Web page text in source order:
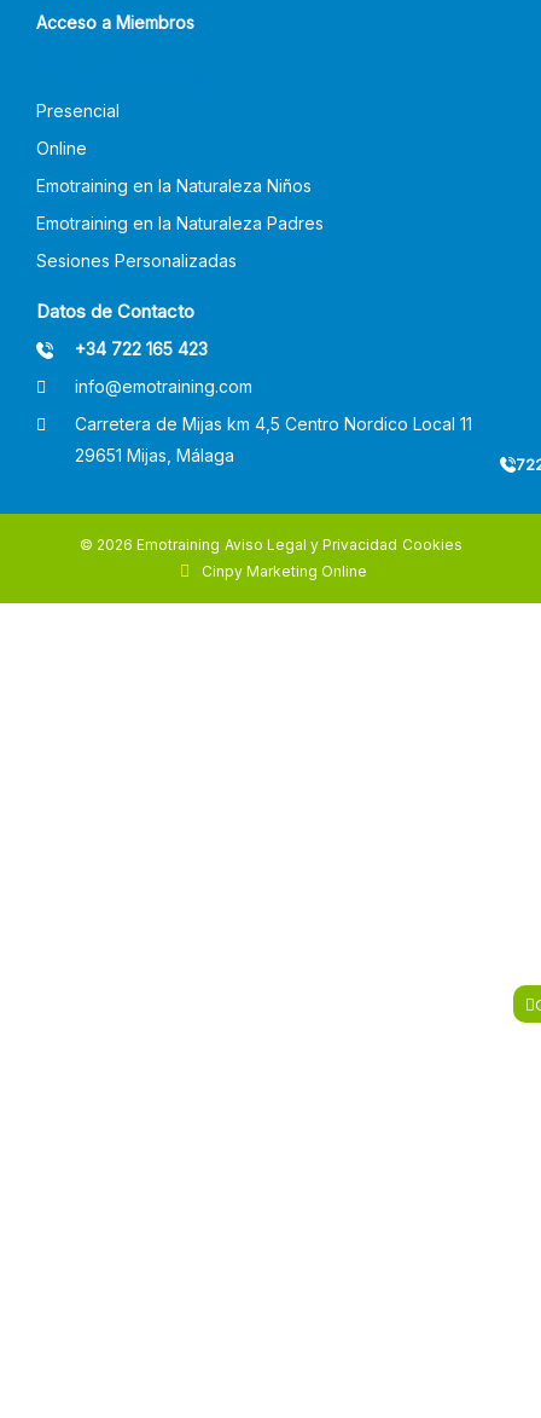
Acceso a Miembros
Presencial
Online
Emotraining en la Naturaleza Niños
Emotraining en la Naturaleza Padres
Sesiones Personalizadas
Datos de Contacto
+34 722 165 423
info@emotraining.com
Carretera de Mijas km 4,5 Centro Nordico Local 11
29651 Mijas, Málaga
© 2026 Emotraining Aviso Legal y Privacidad Cookies
Cinpy Marketing Online